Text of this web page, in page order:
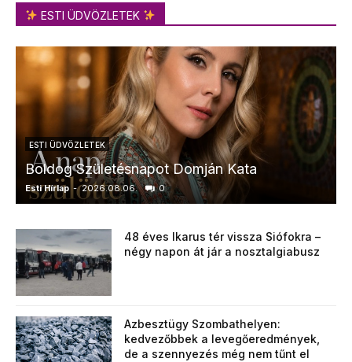
ESTI ÜDVÖZLETEK
ESTI ÜDVÖZLETEK
Boldog Születésnapot Domján Kata
Esti Hírlap - 2026.08.06. 0
48 éves Ikarus tér vissza Siófokra –
négy napon át jár a nosztalgiabusz
Azbesztügy Szombathelyen:
kedvezőbbek a levegőeredmények,
de a szennyezés még nem tűnt el